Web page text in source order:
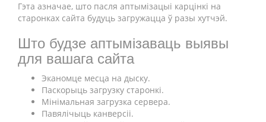
Гэта азначае, што пасля аптымізацыі карцінкі на
старонках сайта будуць загружацца ў разы хутчэй.
Што будзе аптымізаваць выявы
для вашага сайта
Эканомце месца на дыску.
Паскорыць загрузку старонкі.
Мінімальная загрузка сервера.
Павялічыць канверсіі.